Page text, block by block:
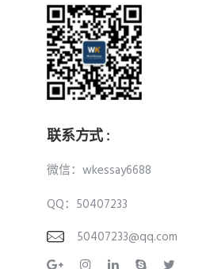
联系方式 :
微信：wkessay6688
QQ：50407233
50407233@qq.com